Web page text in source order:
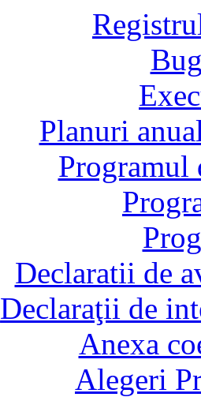
Planuri
Declaratii de
Declaraţii de
Anexa
Alegeri